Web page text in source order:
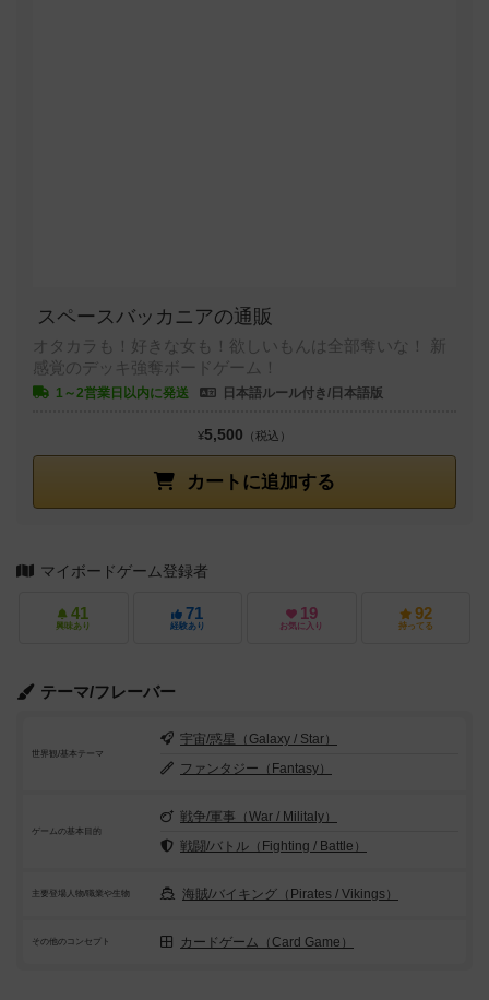
スペースバッカニアの通販
オタカラも！好きな女も！欲しいもんは全部奪いな！ 新
感覚のデッキ強奪ボードゲーム！
1～2営業日以内に発送 日本語ルール付き/日本語版
カートに追加する
¥5,500 （税込）
マイボードゲーム登録者
41
興味あり
71
経験あり
19
お気に入り
92
持ってる
テーマ/フレーバー
世界観/基本テーマ
宇宙/惑星（Galaxy / Star）
ファンタジー（Fantasy）
ゲームの基本目的
戦争/軍事（War / Militaly）
戦闘/バトル（Fighting / Battle）
主要登場人物/職業や生物 海賊/バイキング（Pirates / Vikings）
その他のコンセプト カードゲーム（Card Game）